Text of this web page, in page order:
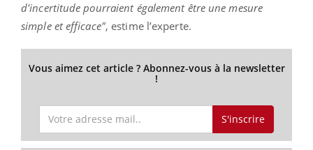
d'incertitude pourraient également être une mesure
simple et efficace", estime l’experte.
Vous aimez cet article ? Abonnez-vous à la newsletter
!
S'inscrire